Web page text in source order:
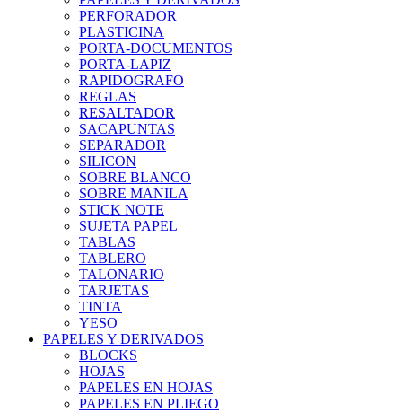
PERFORADOR
PLASTICINA
PORTA-DOCUMENTOS
PORTA-LAPIZ
RAPIDOGRAFO
REGLAS
RESALTADOR
SACAPUNTAS
SEPARADOR
SILICON
SOBRE BLANCO
SOBRE MANILA
STICK NOTE
SUJETA PAPEL
TABLAS
TABLERO
TALONARIO
TARJETAS
TINTA
YESO
PAPELES Y DERIVADOS
BLOCKS
HOJAS
PAPELES EN HOJAS
PAPELES EN PLIEGO